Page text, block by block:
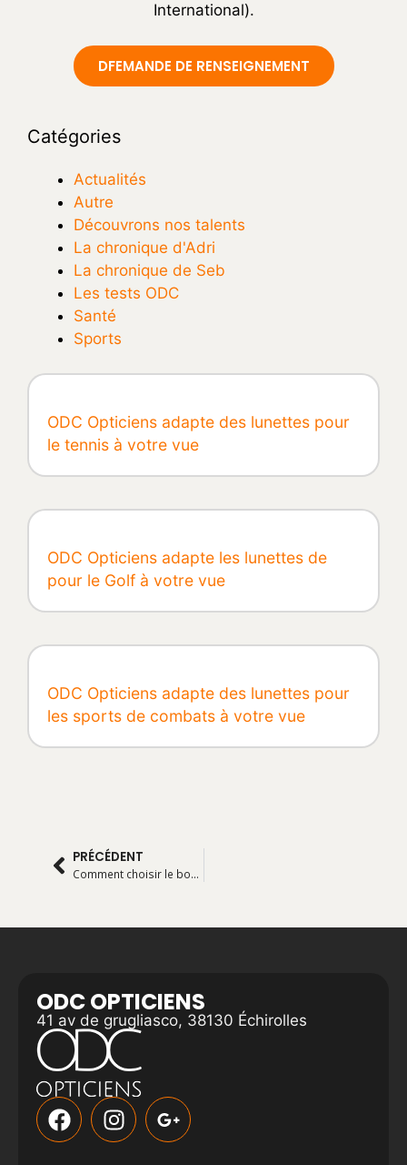
Catégories
Actualités
Autre
Découvrons nos talents
La chronique d'Adri
La chronique de Seb
Les tests ODC
Santé
Sports
ODC Opticiens adapte des lunettes pour
le tennis à votre vue
ODC Opticiens adapte les lunettes de
pour le Golf à votre vue
ODC Opticiens adapte des lunettes pour
les sports de combats à votre vue
International).
DFEMANDE DE RENSEIGNEMENT
PRÉCÉDENT
Comment choisir le bon masque de plongée adapté à votre vue ?
ODC OPTICIENS
41 av de grugliasco, 38130 Échirolles